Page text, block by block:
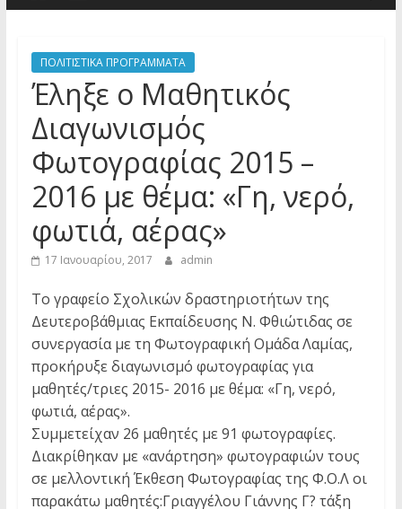
ΠΟΛΙΤΙΣΤΙΚΑ ΠΡΟΓΡΑΜΜΑΤΑ
Έληξε ο Μαθητικός
Διαγωνισμός
Φωτογραφίας 2015 –
2016 με θέμα: «Γη, νερό,
φωτιά, αέρας»
17 Ιανουαρίου, 2017 admin
Το γραφείο Σχολικών δραστηριοτήτων της
Δευτεροβάθμιας Εκπαίδευσης Ν. Φθιώτιδας σε
συνεργασία με τη Φωτογραφική Ομάδα Λαμίας,
προκήρυξε διαγωνισμό φωτογραφίας για
μαθητές/τριες 2015- 2016 με θέμα: «Γη, νερό,
φωτιά, αέρας».
Συμμετείχαν 26 μαθητές με 91 φωτογραφίες.
Διακρίθηκαν με «ανάρτηση» φωτογραφιών τους
σε μελλοντική Έκθεση Φωτογραφίας της Φ.Ο.Λ οι
παρακάτω μαθητές:Γριαγγέλου Γιάννης Γ? τάξη